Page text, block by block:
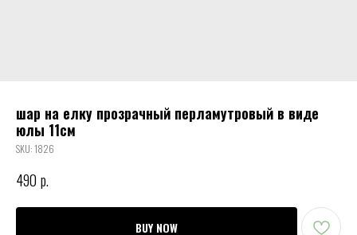
шар на елку прозрачный перламутровый в виде
юлы 11см
SKU:1826
490 р.
BUY NOW